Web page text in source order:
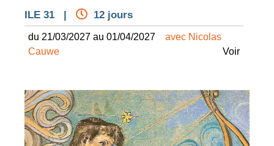
ILE 31 | 12 jours
du 21/03/2027 au 01/04/2027
avec Nicolas
Cauwe
Voir